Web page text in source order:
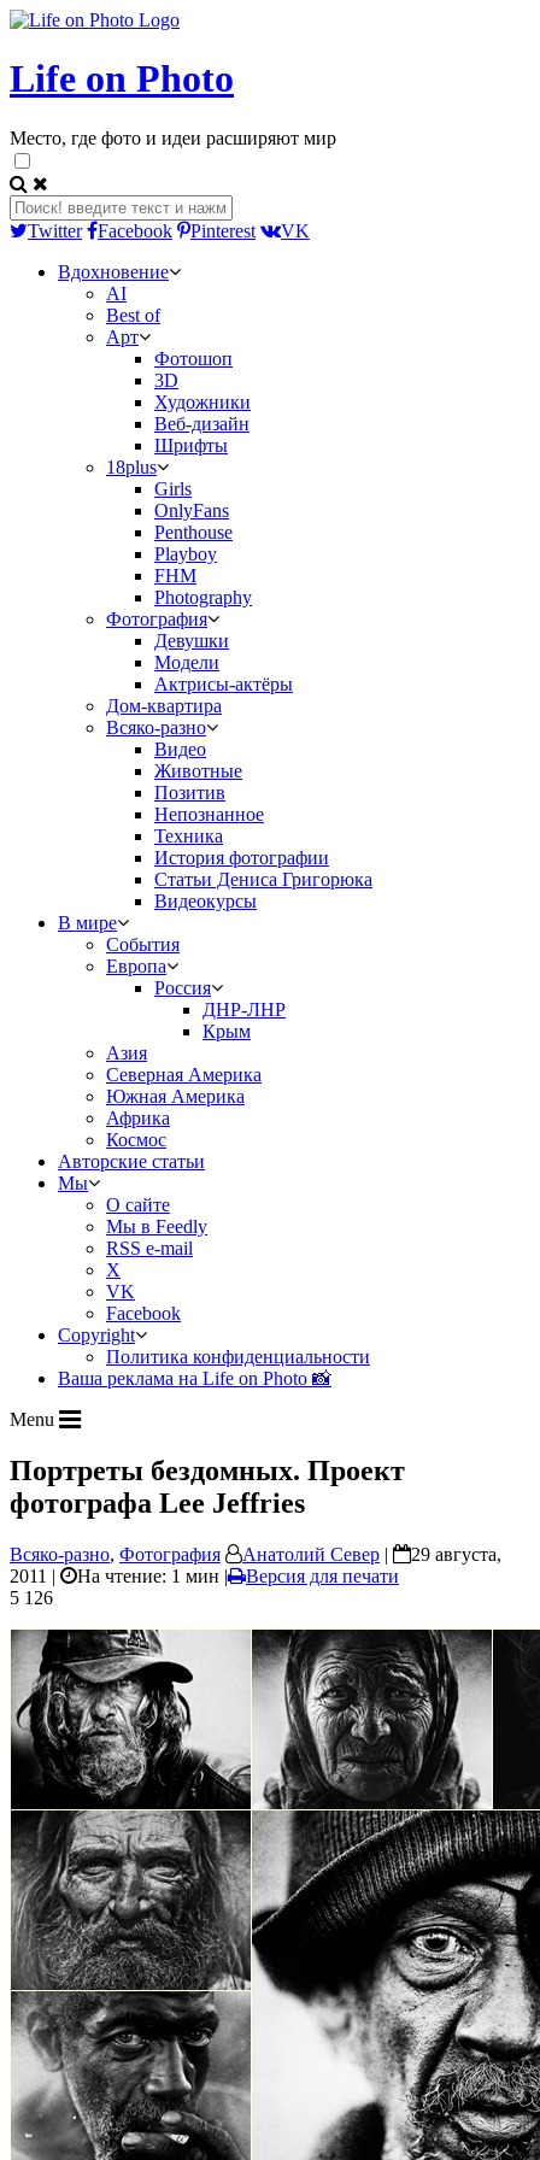
Life on Photo
Место, где фото и идеи расширяют мир
Twitter Facebook Pinterest
VK
Вдохновение
AI
Best of
Арт
Фотошоп
3D
Художники
Веб-дизайн
Шрифты
18plus
Girls
OnlyFans
Penthouse
Playboy
FHM
Photography
Фотография
Девушки
Модели
Актрисы-актёры
Дом-квартира
Всяко-разно
Видео
Животные
Позитив
Непознанное
Техника
История фотографии
Статьи Дениса Григорюка
Видеокурсы
В мире
События
Европа
Россия
ДНР-ЛНР
Крым
Азия
Северная Америка
Южная Америка
Африка
Космос
Авторские статьи
Мы
О сайте
Мы в Feedly
RSS e-mail
X
VK
Facebook
Copyright
Политика конфиденциальности
Ваша реклама на Life on Photo 📸
Menu
Портреты бездомных. Проект
фотографа Lee Jeffries
Всяко-разно, Фотография Анатолий Север |
29 августа,
2011 |
На чтение: 1 мин |
Версия для печати
5 126